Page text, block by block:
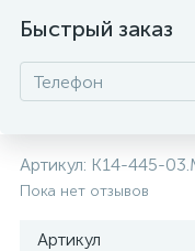
Быстрый заказ
Артикул: K14-445-
Пока нет отзывов
Артикул